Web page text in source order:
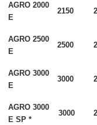
AGRO 2000
E
2150
AGRO 2500
E
2500
AGRO 3000
E
3000
AGRO 3000
E SP *
3000